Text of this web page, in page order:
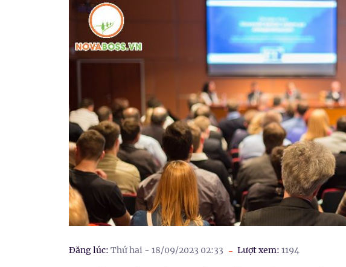
Đăng lúc: Thứ hai - 18/09/2023 02:33 Lượt xem: 1194